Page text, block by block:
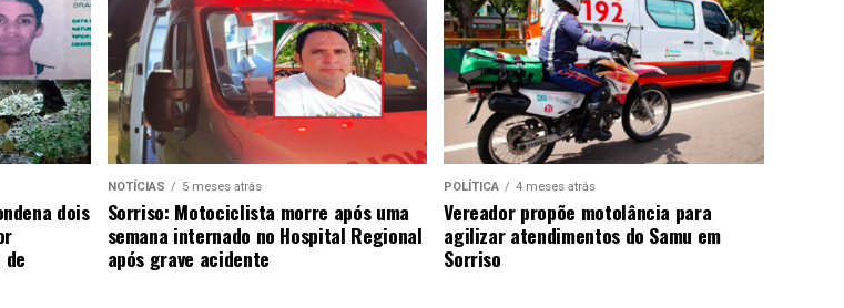
dois
NOTÍCIAS 5 meses atrás
Sorriso: Motociclista morre após uma
semana internado no Hospital Regional
após grave acidente
POLÍTICA 4 meses atrás
Vereador propõe motolância para
agilizar atendimentos do Samu em
Sorriso